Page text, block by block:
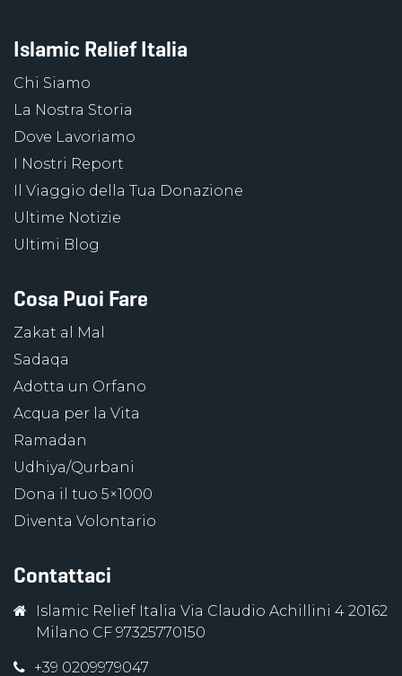
Islamic Relief Italia
Chi Siamo
La Nostra Storia
Dove Lavoriamo
I Nostri Report
Il Viaggio della Tua Donazione
Ultime Notizie
Ultimi Blog
Cosa Puoi Fare
Zakat al Mal
Sadaqa
Adotta un Orfano
Acqua per la Vita
Ramadan
Udhiya/Qurbani
Dona il tuo 5×1000
Diventa Volontario
Contattaci
Islamic Relief Italia Via Claudio Achillini 4 20162
Milano CF 97325770150
+39 0209979047